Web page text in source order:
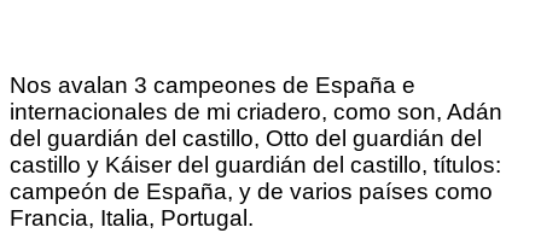
Nos avalan 3 campeones de España e
internacionales de mi criadero, como son, Adán
del guardián del castillo, Otto del guardián del
castillo y Káiser del guardián del castillo, títulos:
campeón de España, y de varios países como
Francia, Italia, Portugal.